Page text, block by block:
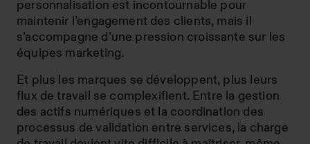
personnalisation est incontournable pour
maintenir l’engagement des clients, mais il
s’accompagne d’une pression croissante sur les
équipes marketing.
Et plus les marques se développent, plus leurs
flux de travail se complexifient. Entre la gestion
des actifs numériques et la coordination des
processus de validation entre services, la charge